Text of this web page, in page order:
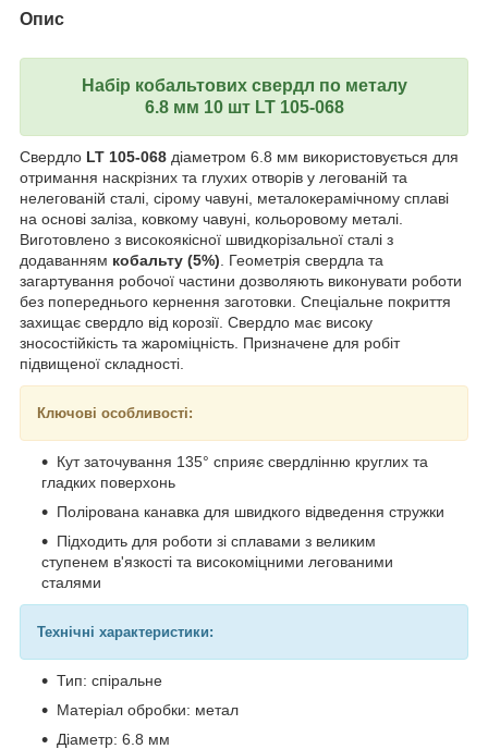
Опис
Набір кобальтових свердл по металу
6.8 мм 10 шт LT 105-068
Свердло LT 105-068 діаметром 6.8 мм використовується для
отримання наскрізних та глухих отворів у легованій та
нелегованій сталі, сірому чавуні, металокерамічному сплаві
на основі заліза, ковкому чавуні, кольоровому металі.
Виготовлено з високоякісної швидкорізальної сталі з
додаванням кобальту (5%) . Геометрія свердла та
загартування робочої частини дозволяють виконувати роботи
без попереднього кернення заготовки. Спеціальне покриття
захищає свердло від корозії. Свердло має високу
зносостійкість та жароміцність. Призначене для робіт
підвищеної складності.
Ключові особливості:
Кут заточування 135° сприяє свердлінню круглих та
гладких поверхонь
Полірована канавка для швидкого відведення стружки
Підходить для роботи зі сплавами з великим
ступенем в'язкості та високоміцними легованими
сталями
Технічні характеристики:
Тип: спіральне
Матеріал обробки: метал
Діаметр: 6.8 мм